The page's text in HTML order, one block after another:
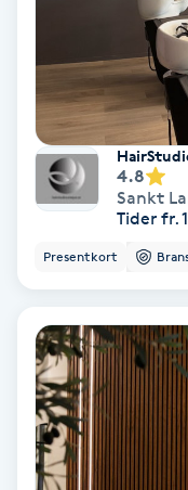
Svensk massage
Svettbehandling
Tuina-massage
Tandblekning
Tandläkare
Tatuering
4.8
Sankt
Tider fr.
Presentkort